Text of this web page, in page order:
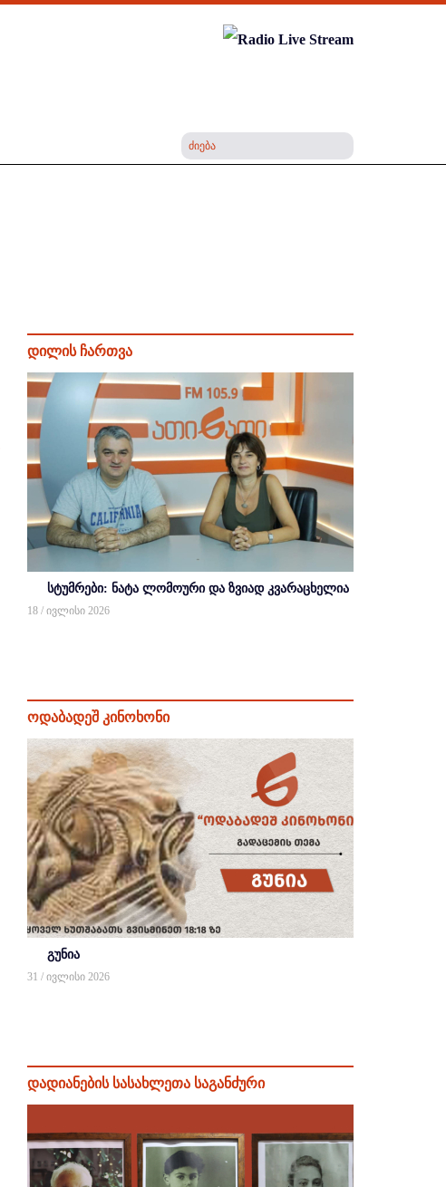
დილის ჩართვა
სტუმრები: ნატა ლომოური და ზვიად კვარაცხელია
18 / ივლისი 2026
ოდაბადეშ კინოხონი
გუნია
31 / ივლისი 2026
დადიანების სასახლეთა საგანძური